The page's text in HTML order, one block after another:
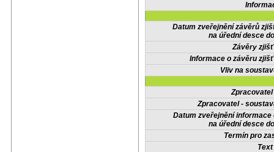
Datum zveřejnění závěrů
na úřední desce
Závěry
Informace o závěru
Vliv na
Zpracovatel -
Datum zveřejnění informace
na úřední desce
Termín pro